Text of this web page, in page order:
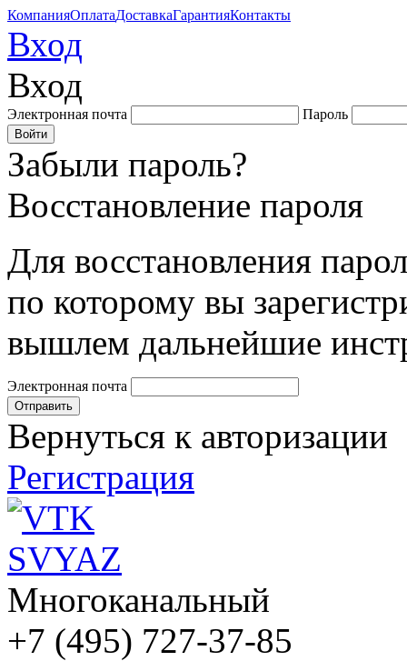
КомпанияОплатаДоставкаГарантияКонтакты
Вход
Вход
Электронная почта Пароль
Забыли пароль?
Восстановление пароля
Для восстановления
по которому вы
вышлем дальнейшие
Электронная почта
Вернуться к авторизации
Регистрация
Многоканальный
+7 (495) 727-37-85